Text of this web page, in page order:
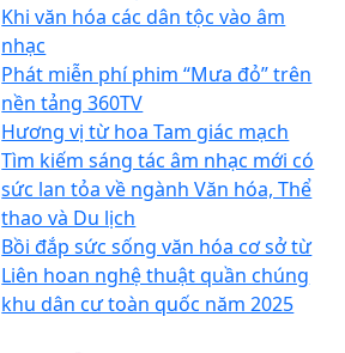
Khi văn hóa các dân tộc vào âm
nhạc
Phát miễn phí phim “Mưa đỏ” trên
nền tảng 360TV
Hương vị từ hoa Tam giác mạch
Tìm kiếm sáng tác âm nhạc mới có
sức lan tỏa về ngành Văn hóa, Thể
thao và Du lịch
Bồi đắp sức sống văn hóa cơ sở từ
Liên hoan nghệ thuật quần chúng
khu dân cư toàn quốc năm 2025